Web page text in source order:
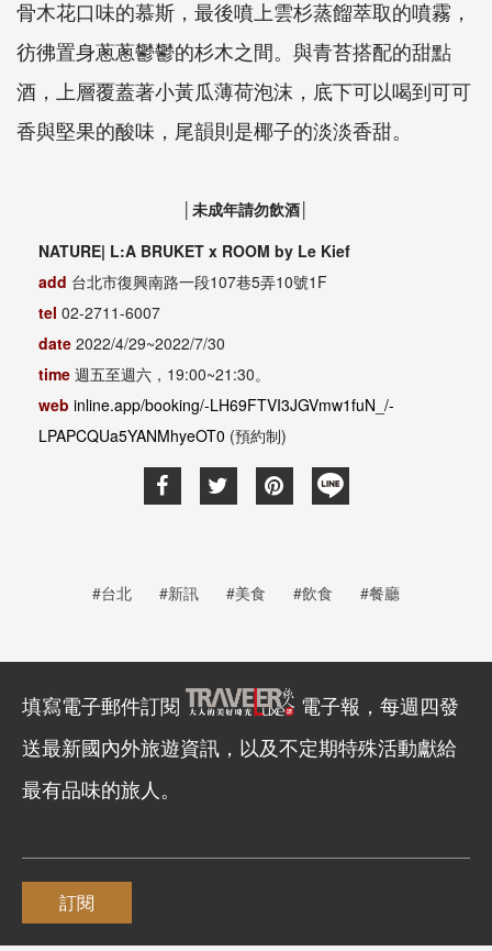
骨木花口味的慕斯，最後噴上雲杉蒸餾萃取的噴霧，
彷彿置身蔥蔥鬱鬱的杉木之間。與青苔搭配的甜點
酒，上層覆蓋著小黃瓜薄荷泡沫，底下可以喝到可可
香與堅果的酸味，尾韻則是椰子的淡淡香甜。
│未成年請勿飲酒│
NATURE| L:A BRUKET x ROOM by Le Kief
add 台北市復興南路一段107巷5弄10號1F
tel 02-2711-6007
date 2022/4/29~2022/7/30
time 週五至週六，19:00~21:30。
web inline.app/booking/-LH69FTVI3JGVmw1fuN_/-
LPAPCQUa5YANMhyeOT0 (預約制)
#台北 #新訊 #美食 #飲食 #餐廳
填寫電子郵件訂閱
電子報，每週四發
送最新國內外旅遊資訊，以及不定期特殊活動獻給
最有品味的旅人。
訂閱